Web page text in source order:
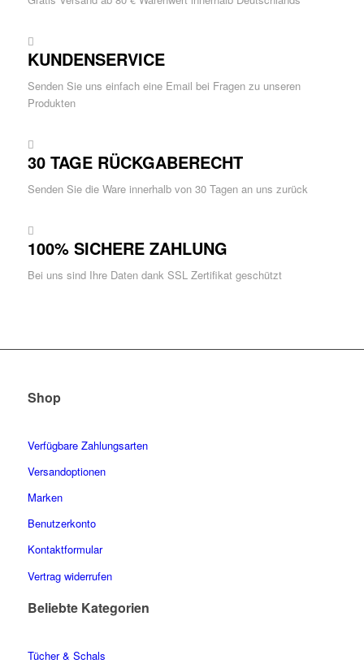
KUNDENSERVICE
Senden Sie uns einfach eine Email bei Fragen zu unseren
Produkten
30 TAGE RÜCKGABERECHT
Senden Sie die Ware innerhalb von 30 Tagen an uns zurück
100% SICHERE ZAHLUNG
Bei uns sind Ihre Daten dank SSL Zertifikat geschützt
Shop
Verfügbare Zahlungsarten
Versandoptionen
Marken
Benutzerkonto
Kontaktformular
Vertrag widerrufen
Beliebte Kategorien
Tücher & Schals